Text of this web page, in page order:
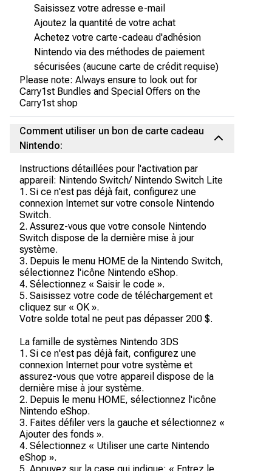
Saisissez votre adresse e-mail
Ajoutez la quantité de votre achat
Achetez votre carte-cadeau d'adhésion
Nintendo via des méthodes de paiement
sécurisées (aucune carte de crédit requise)
Please note: Always ensure to look out for
Carry1st Bundles and Special Offers on the
Carry1st shop
Comment utiliser un bon de carte cadeau
Nintendo:
Instructions détaillées pour l'activation par
appareil: Nintendo Switch/ Nintendo Switch Lite
1. Si ce n'est pas déjà fait, configurez une
connexion Internet sur votre console Nintendo
Switch.
2. Assurez-vous que votre console Nintendo
Switch dispose de la dernière mise à jour
système.
3. Depuis le menu HOME de la Nintendo Switch,
sélectionnez l'icône Nintendo eShop.
4. Sélectionnez « Saisir le code ».
5. Saisissez votre code de téléchargement et
cliquez sur « OK ».
Votre solde total ne peut pas dépasser 200 $.
La famille de systèmes Nintendo 3DS
1. Si ce n'est pas déjà fait, configurez une
connexion Internet pour votre système et
assurez-vous que votre appareil dispose de la
dernière mise à jour système.
2. Depuis le menu HOME, sélectionnez l'icône
Nintendo eShop.
3. Faites défiler vers la gauche et sélectionnez «
Ajouter des fonds ».
4. Sélectionnez « Utiliser une carte Nintendo
eShop ».